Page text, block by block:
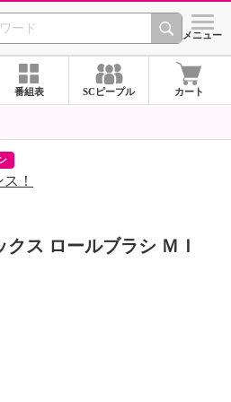
CHANNEL シメニュー
番組表 SCピープル カート
！
ス ロールブラシ ＭＩ